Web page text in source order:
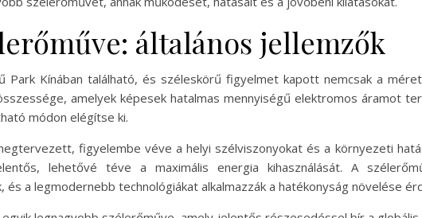
általános jellemzők
Park Kínában található, és széleskörű figyelmet kapott nemcsak a
amelyek képesek hatalmas mennyiségű elektromos áramot
módon elégítse ki.
figyelembe véve a helyi szélviszonyokat és a környezeti
lehetővé téve a maximális energia kihasználását. A
a legmodernebb technológiákat alkalmazzák a hatékonyság növelése